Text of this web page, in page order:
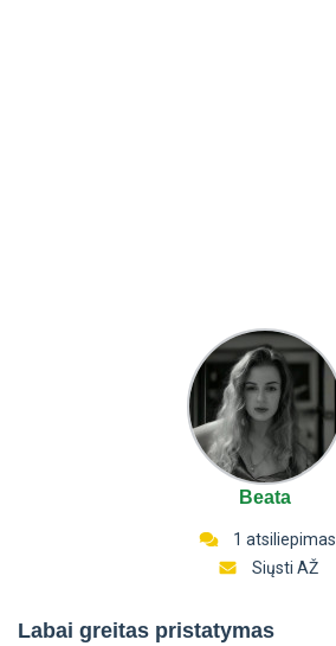
Beata
1 atsiliepimas
Siųsti AŽ
Labai greitas pristatymas